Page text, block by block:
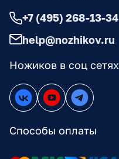
Ножиков в соц сетях
Способы оплаты
+7 (495) 268-13-34
help@nozhikov.ru